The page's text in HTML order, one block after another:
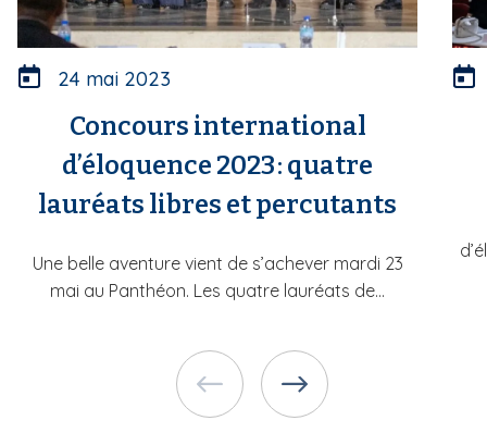
24 mai 2023
Concours international
d’éloquence 2023 : quatre
lauréats libres et percutants
Une belle aventure vient de s’achever mardi 23
mai au Panthéon. Les quatre lauréats de...